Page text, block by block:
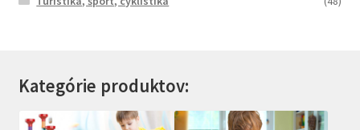
Kategórie produktov: